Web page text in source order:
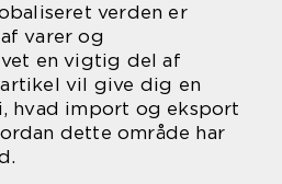
verden er
varer og
en vigtig del af
vil give dig en
hvad import og eksport
dette område har